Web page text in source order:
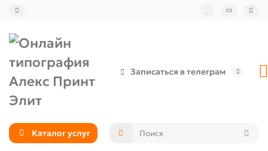
Записаться в телеграм
Каталог услуг